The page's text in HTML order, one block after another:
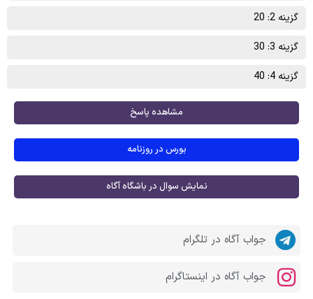
گزینه 2: 20
گزینه 3: 30
گزینه 4: 40
مشاهده پاسخ
بورس در روزنامه
نمایش سوال در باشگاه آگاه
جواب آگاه در تلگرام
جواب آگاه در اینستاگرام